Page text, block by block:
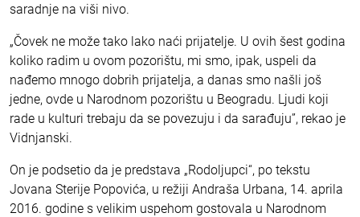
saradnje na viši nivo.
„Čovek ne može tako lako naći prijatelje. U ovih šest godina
koliko radim u ovom pozorištu, mi smo, ipak, uspeli da
nađemo mnogo dobrih prijatelja, a danas smo našli još
jedne, ovde u Narodnom pozorištu u Beogradu. Ljudi koji
rade u kulturi trebaju da se povezuju i da sarađuju”, rekao je
Vidnjanski.
On je podsetio da je predstava „Rodoljupci“, po tekstu
Jovana Sterije Popovića, u režiji Andraša Urbana, 14. aprila
2016. godine s velikim uspehom gostovala u Narodnom